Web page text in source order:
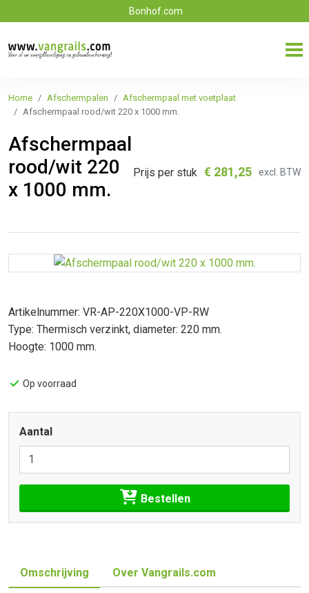
Bonhof.com
Home Afschermpalen
Afschermpaal met voetplaat
Afschermpaal rood/wit 220 x 1000 mm.
Afschermpaal
rood/wit 220
x 1000 mm.
Prijs per stuk € 281,25 excl. BTW
Artikelnummer: VR-AP-220X1000-VP-RW
Type: Thermisch verzinkt, diameter: 220 mm.
Hoogte: 1000 mm.
Op voorraad
Aantal
Bestellen
Omschrijving Over Vangrails.com